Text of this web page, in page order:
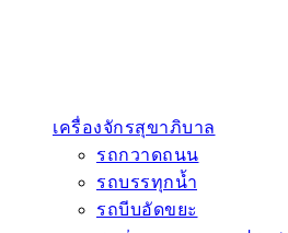
เครื่องจักรสุขาภิบาล
รถกวาดถนน
รถบรรทุกน้ำ
รถบีบอัดขยะ